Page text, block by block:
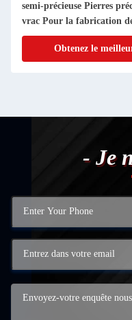
semi-précieuse Pierres
vrac Pour la fabrication
Obtenez le
- Je